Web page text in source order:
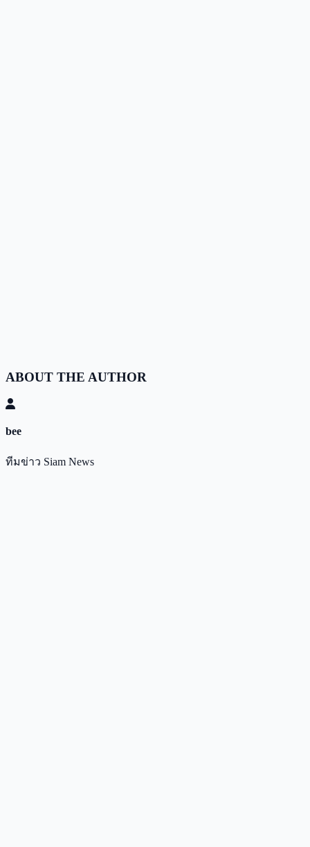
ABOUT THE AUTHOR
bee
ทีมข่าว Siam News